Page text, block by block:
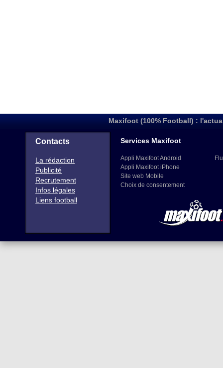
Maxifoot (100% Football) :
Contacts
La rédaction
Publicité
Recrutement
Infos légales
Liens football
Services Maxifoot
Appli Maxifoot Android
Appli Maxifoot iPhone
Site web Mobile
Choix de consentement